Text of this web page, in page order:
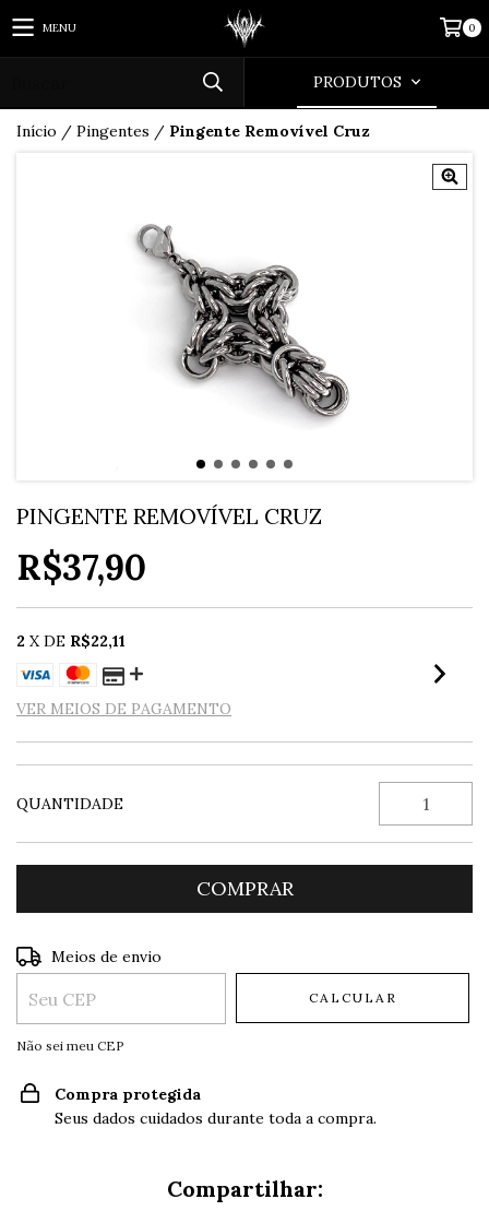
MENU 0
PRODUTOS
Início / Pingentes / Pingente Removível Cruz
PINGENTE REMOVÍVEL CRUZ
R$37,90
2 X DE R$22,11
VER MEIOS DE PAGAMENTO
QUANTIDADE
Entregas para o CEP:
Meios de envio
CALCULAR
Não sei meu CEP
Compra protegida
Seus dados cuidados durante toda a compra.
Compartilhar: